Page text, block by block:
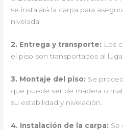
se instalará la carpa para
nivelada.
2. Entrega y transporte: Los
el piso son transportados al
3. Montaje del piso: Se
que puede ser de madera o
su estabilidad y nivelación.
4. Instalación de la carpa: Se